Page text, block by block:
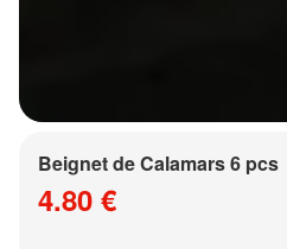
Beignet de Calamars 6 pcs
4.80 €